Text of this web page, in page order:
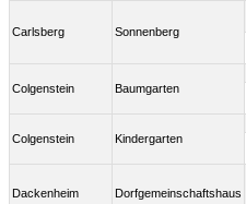
Carlsberg Sonnenberg
Colgenstein Baumgarten
Colgenstein Kindergarten
Dackenheim Dorfgemeinschaftshaus